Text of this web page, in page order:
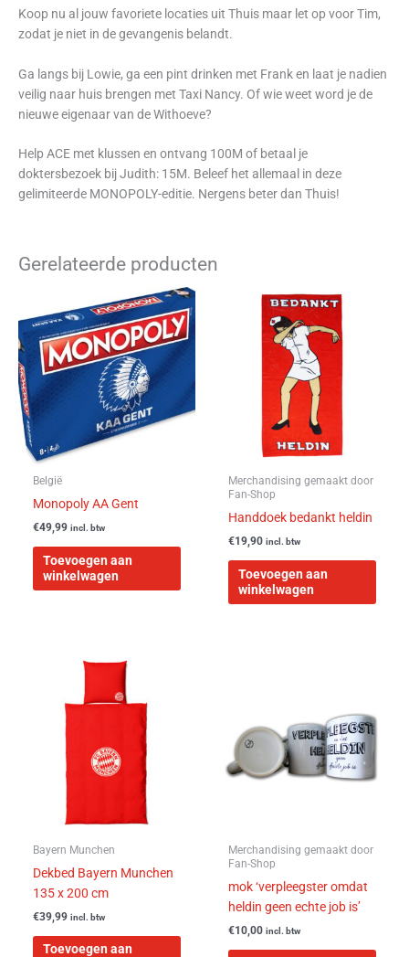
Koop nu al jouw favoriete locaties uit Thuis maar let op voor Tim,
zodat je niet in de gevangenis belandt.
Ga langs bij Lowie, ga een pint drinken met Frank en laat je nadien
veilig naar huis brengen met Taxi Nancy. Of wie weet word je de
nieuwe eigenaar van de Withoeve?
Help ACE met klussen en ontvang 100M of betaal je
doktersbezoek bij Judith: 15M. Beleef het allemaal in deze
gelimiteerde MONOPOLY-editie. Nergens beter dan Thuis!
Gerelateerde producten
België
Monopoly AA Gent
€49,99 incl. btw
Toevoegen aan
winkelwagen
Merchandising gemaakt door
Fan-Shop
Handdoek bedankt heldin
€19,90 incl. btw
Toevoegen aan
winkelwagen
Bayern Munchen
Dekbed Bayern Munchen
135 x 200 cm
€39,99 incl. btw
Toevoegen aan
Merchandising gemaakt door
Fan-Shop
mok ‘verpleegster omdat
heldin geen echte job is’
€10,00 incl. btw